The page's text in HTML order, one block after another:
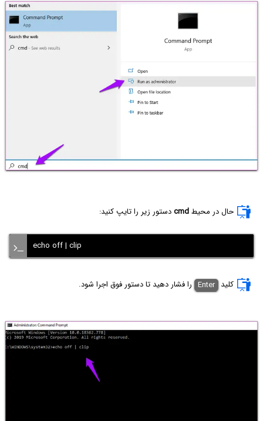
حال در محیطcmdدستور زیر را تایپ کنید:
echo off | clip
کلید Enter را فشار دهید تا دستور فوق اجرا شود.